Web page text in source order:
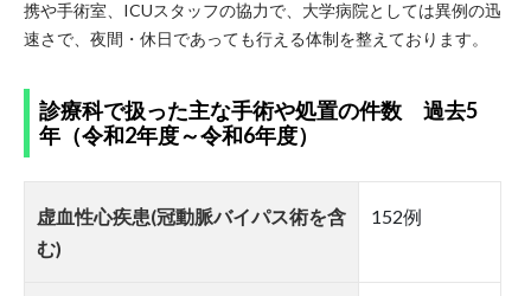
携や手術室、ICUスタッフの協力で、大学病院としては異例の迅
速さで、夜間・休日であっても行える体制を整えております。
診療科で扱った主な手術や処置の件数 過去5
年（令和2年度～令和6年度）
虚血性心疾患(冠動脈バイパス術を含
む)
152例